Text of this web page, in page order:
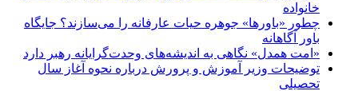
خانواده
چطور «باورها» جوهره حیات عارفانه را می‌سازند؟ جایگاه
باور آگاهانه
«امت همدل» نگاهی به اندیشه‌های وحدت‌گرایانه رهبر دارد
توضیحات وزیر آموزش و پرورش درباره نحوه آغاز سال
تحصیلی